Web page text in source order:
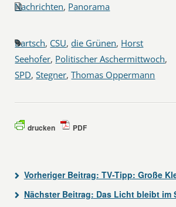
Nachrichten, Panorama
Bartsch, CSU,die Grünen, Horst
Seehofer, Politischer Aschermittwoch,
SPD,Stegner,Thomas Oppermann
drucken PDF
Vorheriger Beitrag: TV-Tipp: Große
Nächster Beitrag: Das Licht bleibt im